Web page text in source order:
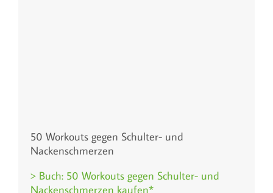
50 Workouts gegen Schulter- und
Nackenschmerzen
> Buch: 50 Workouts gegen Schulter- und
Nackenschmerzen kaufen*